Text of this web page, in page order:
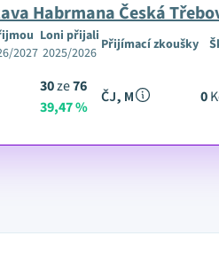
Habrmana Česká
2027
Loni přijali
2025/2026 Přijímací zkoušky
30ze76
39,47 %
ČJ, M 0